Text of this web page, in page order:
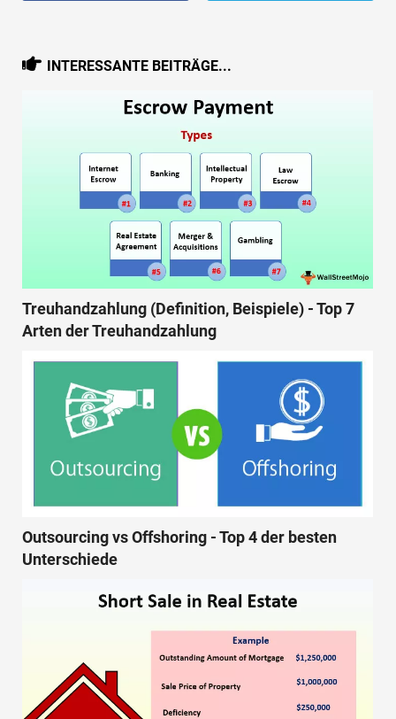
INTERESSANTE BEITRÄGE...
Treuhandzahlung (Definition, Beispiele) - Top 7
Arten der Treuhandzahlung
Outsourcing vs Offshoring - Top 4 der besten
Unterschiede